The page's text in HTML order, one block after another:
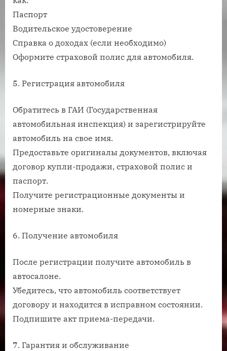
Паспорт
Водительское удостоверение
Справка о доходах (если необходимо)
Оформите страховой полис для автомобиля.
5. Регистрация автомобиля
Обратитесь в ГАИ (Государственная
автомобильная инспекция) и зарегистрируйте
автомобиль на свое имя.
Предоставьте оригиналы документов, включая
договор купли-продажи, страховой полис и
паспорт.
Получите регистрационные документы и
номерные знаки.
6. Получение автомобиля
После регистрации получите автомобиль в
автосалоне.
Убедитесь, что автомобиль соответствует
договору и находится в исправном состоянии.
Подпишите акт приема-передачи.
7. Гарантия и обслуживание